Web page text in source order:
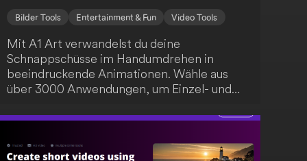
Bilder Tools Entertainment & Fun Video Tools
Mit A1 Art verwandelst du deine
Schnappschüsse im Handumdrehen in
beeindruckende Animationen. Wähle aus
über 3000 Anwendungen, um Einzel- und
animieren. Diese innovative Plattform hebt
lässt deine Erinnerungen legendär werden.